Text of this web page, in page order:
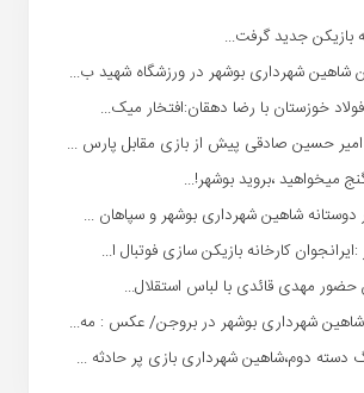
بازیکن جدید گرفت...
شاهین شهردارى بوشهر در ورزشگاه شهید ب...
فولاد خوزستان با رضا دهقان:افتخار میک...
حسین صادقی پیش از بازی مقابل پارس ...
میخواهید ،بروید بوشهر!...
دوستانه شاهین شهردارى بوشهر و سپاهان ...
کارخانه بازیکن سازی فوتبال ا...
حضور مهدی قائدی با لباس استقلال...
شاهین شهرداری بوشهر در بروجن/ عکس : مه...
دسته دوم،شاهین شهرداری بازی پر حادثه ...